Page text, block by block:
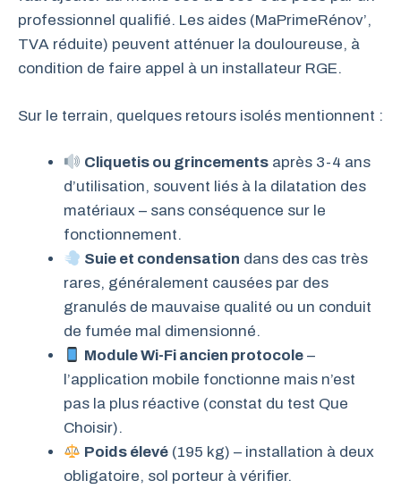
professionnel qualifié. Les aides (MaPrimeRénov’,
TVA réduite) peuvent atténuer la douloureuse, à
condition de faire appel à un installateur RGE.
Sur le terrain, quelques retours isolés mentionnent :
Cliquetis ou grincements après 3-4 ans
d’utilisation, souvent liés à la dilatation des
matériaux – sans conséquence sur le
fonctionnement.
Suie et condensation dans des cas très
rares, généralement causées par des
granulés de mauvaise qualité ou un conduit
de fumée mal dimensionné.
Module Wi-Fi ancien protocole –
l’application mobile fonctionne mais n’est
pas la plus réactive (constat du test Que
Choisir).
Poids élevé (195 kg) – installation à deux
obligatoire, sol porteur à vérifier.